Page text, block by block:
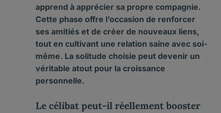
apprend à apprécier sa propre compagnie.
Cette phase offre l’occasion de renforcer
ses amitiés et de créer de nouveaux liens,
tout en cultivant une relation saine avec soi-
même. La solitude choisie peut devenir un
véritable atout pour la croissance
personnelle.
Le célibat peut-il réellement booster